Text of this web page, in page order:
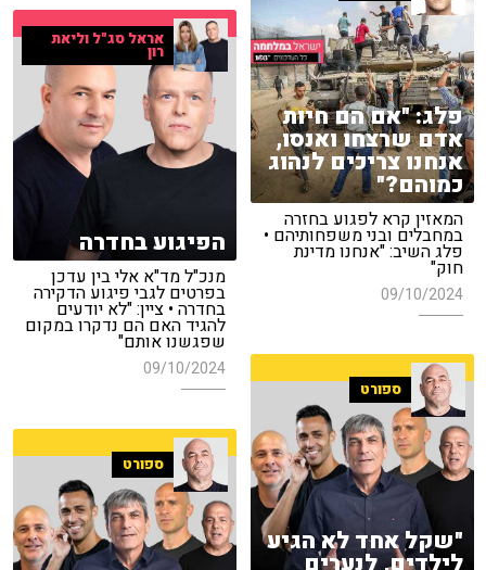
פלג: "אם הם חיות
אדם שרצחו ואנסו,
אנחנו צריכים לנהוג
כמוהם?"
המאזין קרא לפגוע בחזרה
במחבלים ובני משפחותיהם •
פלג השיב: "אנחנו מדינת
חוק"
09/10/2024
אראל סג"ל וליאת
רון
הפיגוע בחדרה
מנכ"ל מד"א אלי בין עדכן
בפרטים לגבי פיגוע הדקירה
בחדרה • ציין: "לא יודעים
להגיד האם הם נדקרו במקום
שפגשנו אותם"
09/10/2024
ספורט
"שקל אחד לא הגיע
ספורט